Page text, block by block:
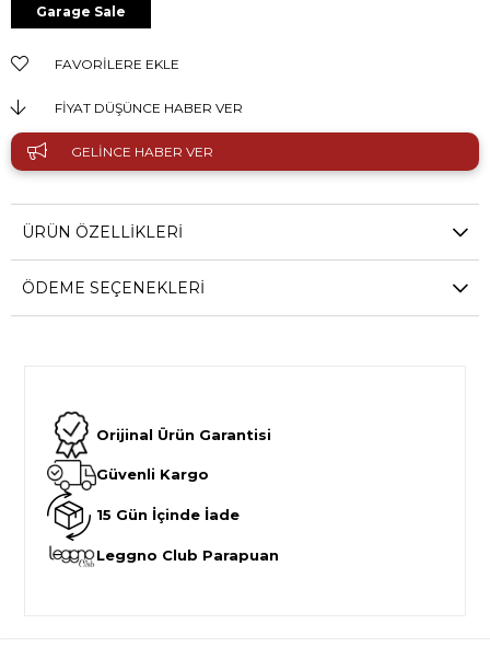
Garage Sale
FAVORILERE EKLE
FIYAT DÜŞÜNCE HABER VER
GELINCE HABER VER
ÜRÜN ÖZELLIKLERI
ÖDEME SEÇENEKLERI
Orijinal Ürün Garantisi
Güvenli Kargo
15 Gün İçinde İade
Leggno Club Parapuan